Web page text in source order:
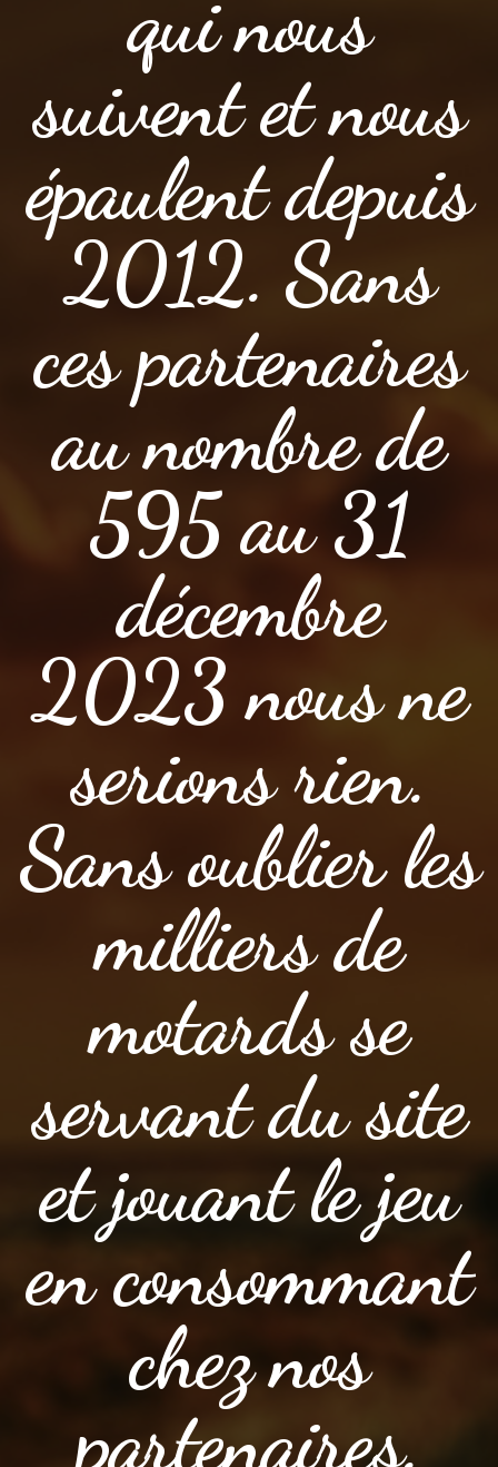
qui nous
suivent et nous
épaulent depuis
2012. Sans
ces partenaires
au nombre de
595 au 31
décembre
2023 nous ne
serions rien.
Sans oublier les
milliers de
motards se
servant du site
et jouant le jeu
en consommant
chez nos
partenaires.